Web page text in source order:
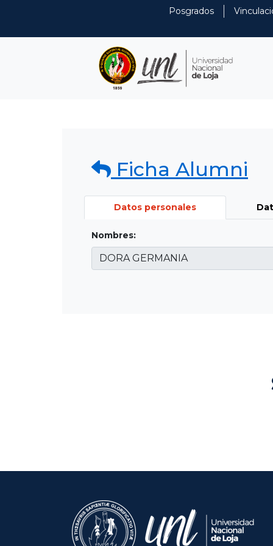
Posgrados
Ficha Alumni
Datos personales
Nombres: